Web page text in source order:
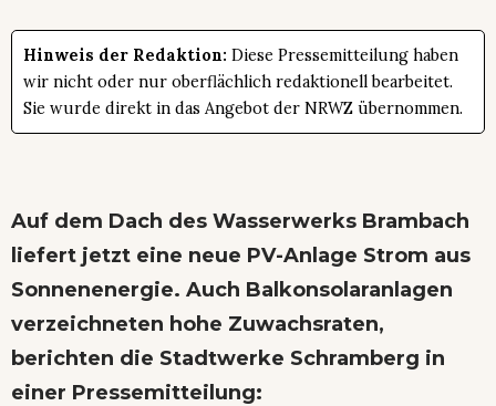
Hinweis der Redaktion: Diese Pressemitteilung haben
wir nicht oder nur oberflächlich redaktionell bearbeitet.
Sie wurde direkt in das Angebot der NRWZ übernommen.
Auf dem Dach des Wasserwerks Brambach
liefert jetzt eine neue PV-Anlage Strom aus
Sonnenenergie. Auch Balkonsolaranlagen
verzeichneten hohe Zuwachsraten,
berichten die Stadtwerke Schramberg in
einer Pressemitteilung: